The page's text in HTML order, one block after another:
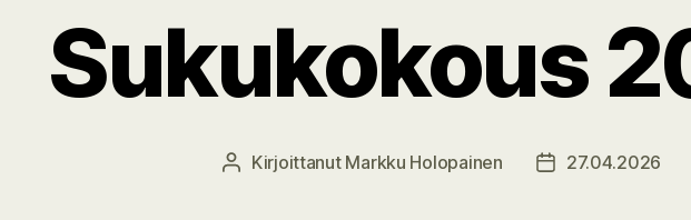
Sukukokous
Kirjoittaja
Kirjoittanut Markku Holopainen 27.04.2026